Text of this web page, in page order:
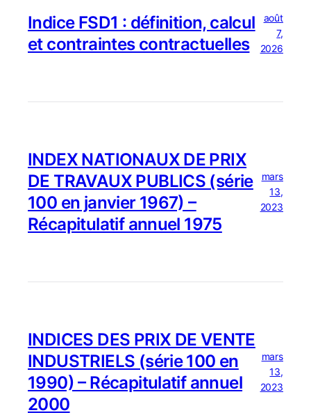
Indice FSD1 : définition, calcul
et contraintes contractuelles
août
7,
2026
INDEX NATIONAUX DE PRIX
DE TRAVAUX PUBLICS (série
100 en janvier 1967) –
Récapitulatif annuel 1975
mars
13,
2023
INDICES DES PRIX DE VENTE
INDUSTRIELS (série 100 en
1990) – Récapitulatif annuel
2000
mars
13,
2023